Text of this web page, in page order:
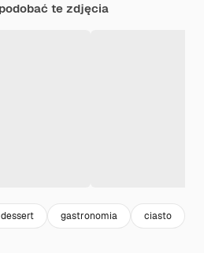
te zdjęcia
dessert gastronomia ciasto